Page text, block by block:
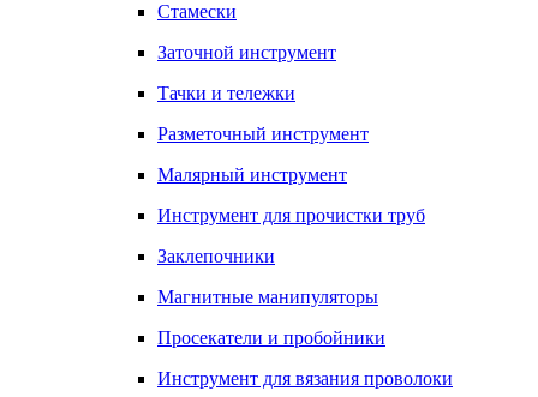
Стамески
Заточной инструмент
Тачки и тележки
Разметочный инструмент
Малярный инструмент
Инструмент для прочистки труб
Заклепочники
Магнитные манипуляторы
Просекатели и пробойники
Инструмент для вязания проволоки